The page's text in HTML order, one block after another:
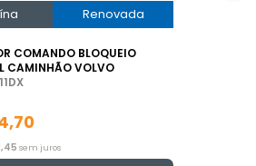
Renovada
COMANDO BLOQUEIO
CAMINHÃO VOLVO
,70
,45 sem juros